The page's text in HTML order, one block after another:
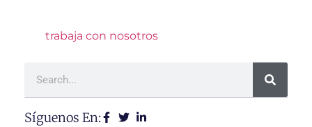
trabaja con nosotros
Síguenos En: